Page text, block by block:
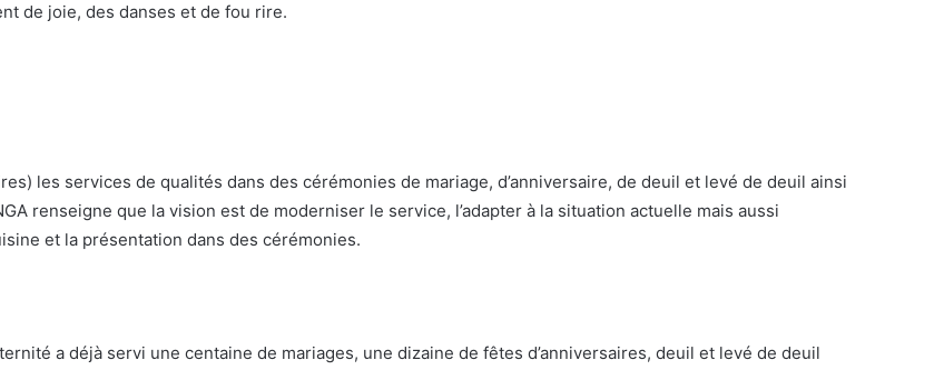
de joie, des danses et de fou rire.
les services de qualités dans des cérémonies de mariage, d’anniversaire, de deuil et levé de deuil ainsi
renseigne que la vision est de moderniser le service, l’adapter à la situation actuelle mais aussi
et la présentation dans des cérémonies.
a déjà servi une centaine de mariages, une dizaine de fêtes d’anniversaires, deuil et levé de deuil